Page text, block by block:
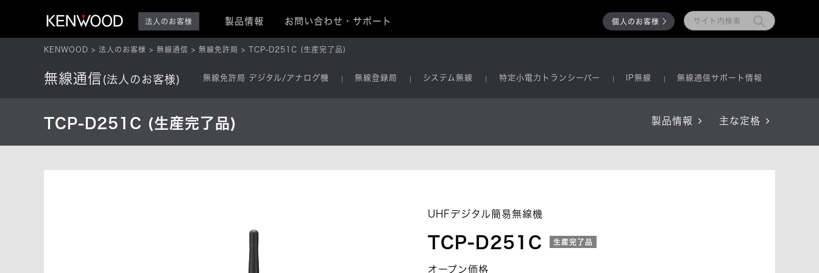
法人のお客様 製品情報 お問い合わせ・サポート 個人のお客様
KENWOOD 法人のお客様 無線通信 無線免許局 TCP-D251C (生産完了品)
無線通信 (法人のお客様) 無線免許局 デジタル/アナログ機 無線登録局 システム無線 特定小電力トランシーバー IP無線 無線通信サポート情報
TCP-D251C (生産完了品) 製品情報 主な定格
UHFデジタル簡易無線機
TCP-D251C 生産完了品
オープン価格